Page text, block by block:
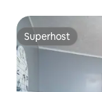
Superhost
Superhost